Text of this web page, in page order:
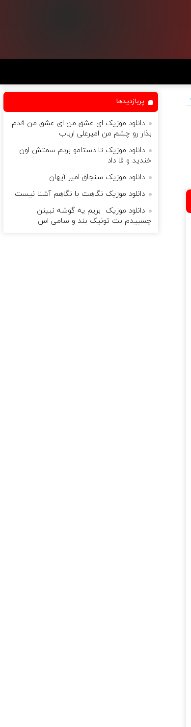
پربازدیدها
دانلود موزیک ای عشق من ای عشق من قدم
بذار رو چشم من امیرعلی ارباب
دانلود موزیک تا دستامو بردم سمتش اون
خندید و فا داد
دانلود موزیک سنجاق امیر آیهان
دانلود موزیک نگاهت با نگاهم آشنا نیست
دانلود موزیک ‎ بریم یه گوشه نبینن
چسبیدم بت تونیک بند و سامی اس